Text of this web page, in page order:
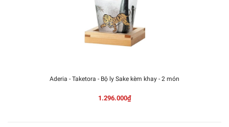
Aderia - Taketora - Bộ ly Sake kèm khay - 2 món
1.296.000₫